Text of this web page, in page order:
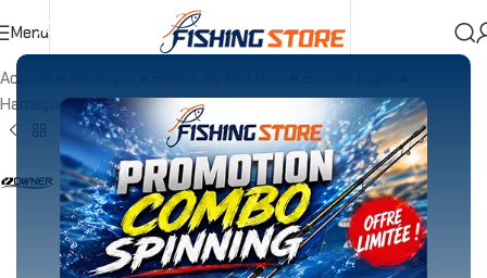
Menu
Accueil
Hameçons»Owner PIN HOOK 50922 BLACK CHROME